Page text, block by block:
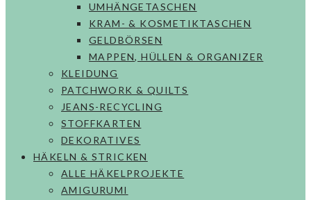
UMHÄNGETASCHEN
KRAM- & KOSMETIKTASCHEN
GELDBÖRSEN
MAPPEN, HÜLLEN & ORGANIZER
KLEIDUNG
PATCHWORK & QUILTS
JEANS-RECYCLING
STOFFKARTEN
DEKORATIVES
HÄKELN & STRICKEN
ALLE HÄKELPROJEKTE
AMIGURUMI